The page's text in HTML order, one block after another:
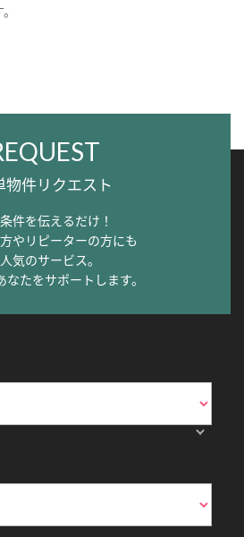
物件リクエスト
件を伝えるだけ！
やリピーターの方にも
気のサービス。
なたをサポートします。